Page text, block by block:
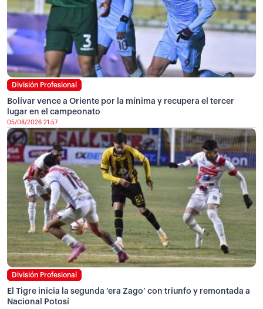
División Profesional
Bolívar vence a Oriente por la mínima y recupera el tercer
lugar en el campeonato
05/08/2026 21:57
División Profesional
El Tigre inicia la segunda ‘era Zago’ con triunfo y remontada a
Nacional Potosí